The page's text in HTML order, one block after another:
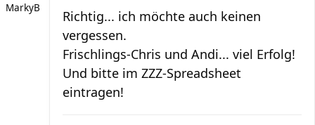
MarkyB
Richtig... ich möchte auch keinen
vergessen.
Frischlings-Chris und Andi... viel Erfolg!
Und bitte im ZZZ-Spreadsheet
eintragen!